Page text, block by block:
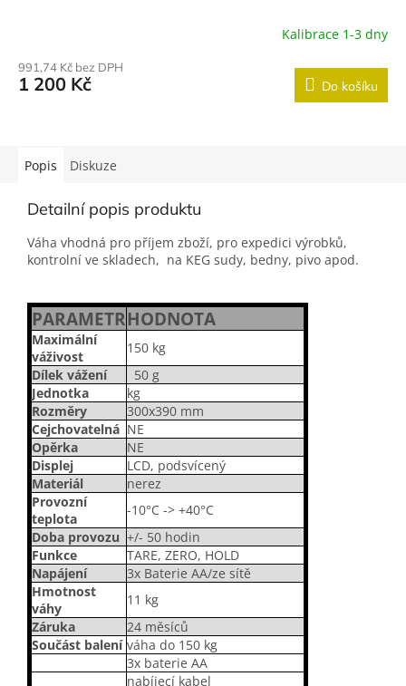
Kalibrace 1-3 dny
991,74 Kč bez DPH
1 200 Kč Do košíku
Popis Diskuze
Detailní popis produktu
Váha vhodná pro příjem zboží, pro expedici výrobků,
kontrolní ve skladech, na KEG sudy, bedny, pivo apod.
PARAMETRHODNOTA
Maximální
váživost
150 kg
Dílek vážení
50 g
Jednotka
kg
Rozměry
300x390 mm
Cejchovatelná NE
Opěrka
NE
Displej
LCD, podsvícený
Materiál
nerez
Provozní
teplota
-10°C -> +40°C
Doba provozu +/- 50 hodin
Funkce
TARE, ZERO, HOLD
Napájení
3x Baterie AA/ze sítě
Hmotnost
váhy
11 kg
Záruka
24 měsíců
Součást balení váha do 150 kg
3x baterie AA
nabíjecí kabel